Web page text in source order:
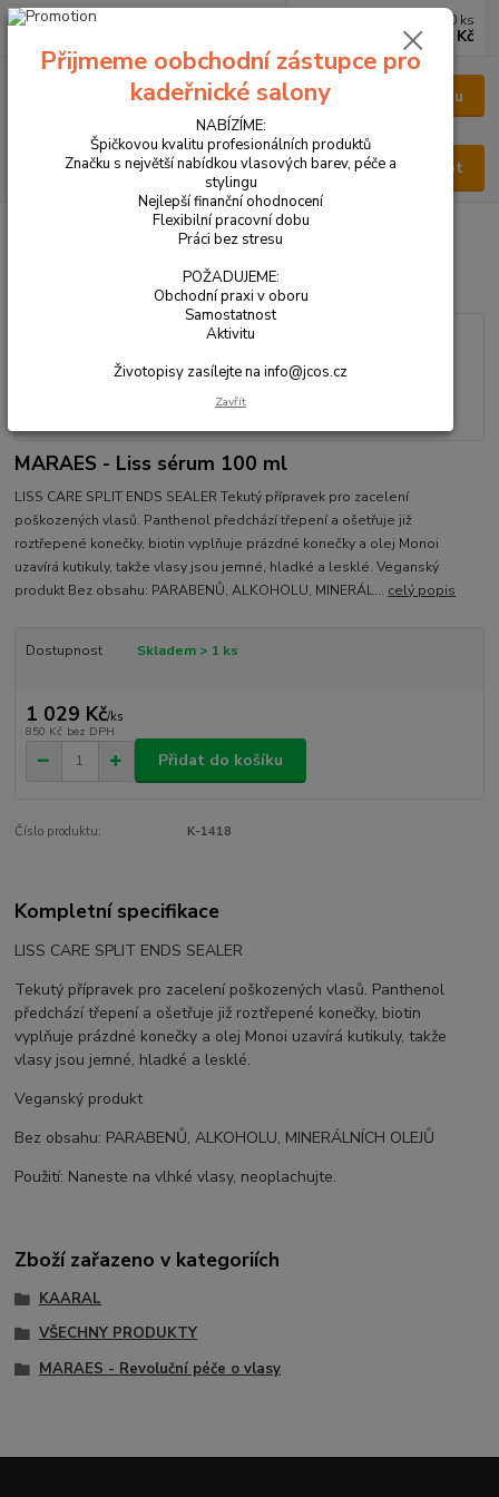
Menu
Hledat
0 ks
0 Kč
VŠECHNY PRODUKTY MARAES - Liss sérum 100 ml
MARAES - Liss sérum 100 ml
MARAES - Liss sérum 100 ml
LISS CARE SPLIT ENDS SEALER Tekutý přípravek pro zacelení
poškozených vlasů. Panthenol předchází třepení a ošetřuje již
roztřepené konečky, biotin vyplňuje prázdné konečky a olej Monoi
uzavírá kutikuly, takže vlasy jsou jemné, hladké a lesklé. Veganský
produkt Bez obsahu: PARABENŮ, ALKOHOLU, MINERÁL... celý popis
Dostupnost Skladem > 1 ks
1 029 Kč/ks
850 Kč bez DPH
Přidat do košíku
Číslo produktu: K-1418
Kompletní specifikace
LISS CARE SPLIT ENDS SEALER
Tekutý přípravek pro zacelení poškozených vlasů. Panthenol
předchází třepení a ošetřuje již roztřepené konečky, biotin
vyplňuje prázdné konečky a olej Monoi uzavírá kutikuly, takže
vlasy jsou jemné, hladké a lesklé.
Veganský produkt
Bez obsahu: PARABENŮ, ALKOHOLU, MINERÁLNÍCH OLEJŮ
Použití: Naneste na vlhké vlasy, neoplachujte.
Zboží zařazeno v kategoriích
KAARAL
VŠECHNY PRODUKTY
MARAES - Revoluční péče o vlasy
Přijmeme oobchodní zástupce pro
kadeřnické salony
NABÍZÍME:
Špičkovou kvalitu profesionálních produktů
Značku s největší nabídkou vlasových barev, péče a
stylingu
Nejlepší finanční ohodnocení
Flexibilní pracovní dobu
Práci bez stresu
POŽADUJEME:
Obchodní praxi v oboru
Samostatnost
Aktivitu
Životopisy zasílejte na info@jcos.cz
Zavřít